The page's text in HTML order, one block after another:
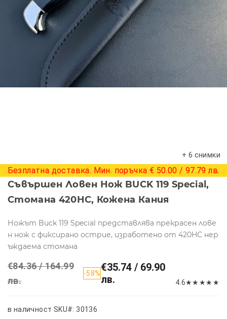
+ 6 снимки
Безплатна доставка. Мин. поръчка € 50.00 / 97.79 лв.
Съвършен Ловен Нож BUCK 119 Special,
Стомана 420HC, Кожена Кания
Ножът Buck 119 Special представлява прекрасен лове
н нож с фиксирано острие, изработено от 420HC нер
ъждаема стомана
€84.36 / 164.99
лв.
-58%€35.74 / 69.90
лв.
4.6★★ ★★ ★
в наличност SKU#: 30136